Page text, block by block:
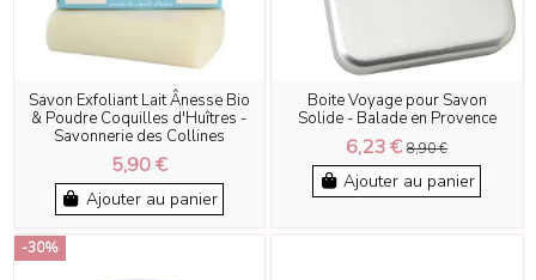
Savon Exfoliant Lait Ânesse Bio
& Poudre Coquilles d'Huîtres -
Savonnerie des Collines
5,90 €
Ajouter au panier
Boite Voyage pour Savon
Solide - Balade en Provence
6,23 €8,90 €
Ajouter au panier
-30%